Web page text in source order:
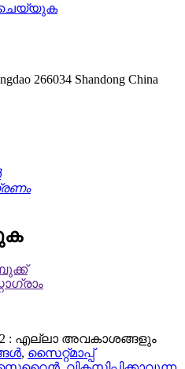
ചെയ്യുക
266034 Shandong China
: എല്ലാ അവകാശങ്ങളും
, സൈറ്റ്മാപ്പ്